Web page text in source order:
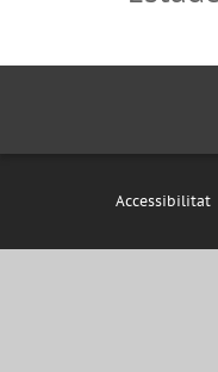
Accessibilitat